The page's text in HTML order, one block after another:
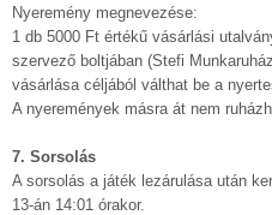
Nyeremény megnevezése:
1 db 5000 Ft értékű vásárlási
szervező boltjában (Stefi
vásárlása céljából válthat be a
A nyeremények másra át nem
7. Sorsolás
A sorsolás a játék lezárulása után
13-án 14:01 órakor.